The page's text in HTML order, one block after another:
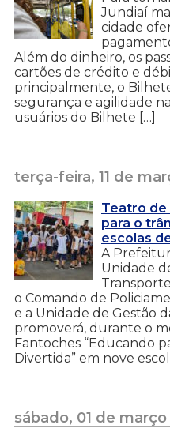
Jundiaí
cidade
Além do dinheiro, os
cartões de crédito e
principalmente, o
segurança e agilidade
usuários do Bilhete […]
terça-feira, 11 de
Teatro de
para o
escolas
A
Unidade
o Comando de
e a Unidade de Gestão
promoverá, durante o
Fantoches “Educando
Divertida” em nove
sábado, 01 de